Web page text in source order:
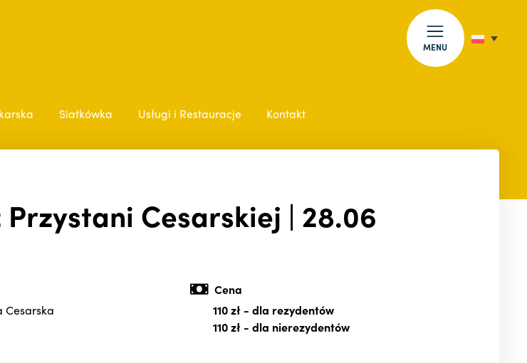
MENU
Siatkówka Usługi i Restauracje Kontakt
Cesarskiej | 28.06
Cesarska
Cena
110 zł- dla rezydentów
110 zł- dla nierezydentów